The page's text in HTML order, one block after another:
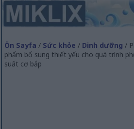
Ön Sayfa / Sức khỏe / Dinh dưỡng /
phẩm bổ sung thiết yếu cho quá trình
suất cơ bắp